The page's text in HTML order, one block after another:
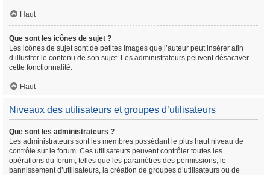
Haut
Que sont les icônes de sujet ?
Les icônes de sujet sont de petites images que l’auteur peut insérer afin
d’illustrer le contenu de son sujet. Les administrateurs peuvent désactiver
cette fonctionnalité.
Haut
Niveaux des utilisateurs et groupes d’utilisateurs
Que sont les administrateurs ?
Les administrateurs sont les membres possédant le plus haut niveau de
contrôle sur le forum. Ces utilisateurs peuvent contrôler toutes les
opérations du forum, telles que les paramètres des permissions, le
bannissement d’utilisateurs, la création de groupes d’utilisateurs ou de